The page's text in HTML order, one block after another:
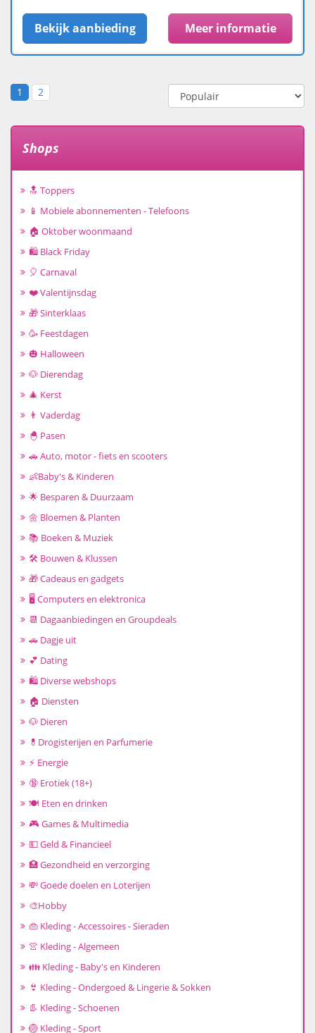
Bekijk aanbieding Meer informatie
1 2
Shops
🔝 Toppers
📱 Mobiele abonnementen - Telefoons
🏠 Oktober woonmaand
🛍️ Black Friday
🎈 Carnaval
❤️ Valentijnsdag
🎁 Sinterklaas
🥳 Feestdagen
🎃 Halloween
🐶 Dierendag
🎄 Kerst
👨 Vaderdag
🐣 Pasen
🚗 Auto, motor - fiets en scooters
👶Baby's & Kinderen
🌟 Besparen & Duurzaam
🌼 Bloemen & Planten
📚 Boeken & Muziek
🛠️ Bouwen & Klussen
🎁 Cadeaus en gadgets
🖥️ Computers en elektronica
📆 Dagaanbiedingen en Groupdeals
🚗 Dagje uit
💕 Dating
🛍️ Diverse webshops
🏠 Diensten
🐶 Dieren
💊Drogisterijen en Parfumerie
⚡ Energie
🔞 Erotiek (18+)
🍽️ Eten en drinken
🎮 Games & Multimedia
💵 Geld & Financieel
🏥 Gezondheid en verzorging
💸 Goede doelen en Loterijen
🎨Hobby
👜 Kleding - Accessoires - Sieraden
👚 Kleding - Algemeen
👪 Kleding - Baby's en Kinderen
👙 Kleding - Ondergoed & Lingerie & Sokken
👢 Kleding - Schoenen
🏐 Kleding - Sport